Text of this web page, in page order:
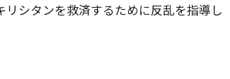
シタンを救済するために反乱を指導し